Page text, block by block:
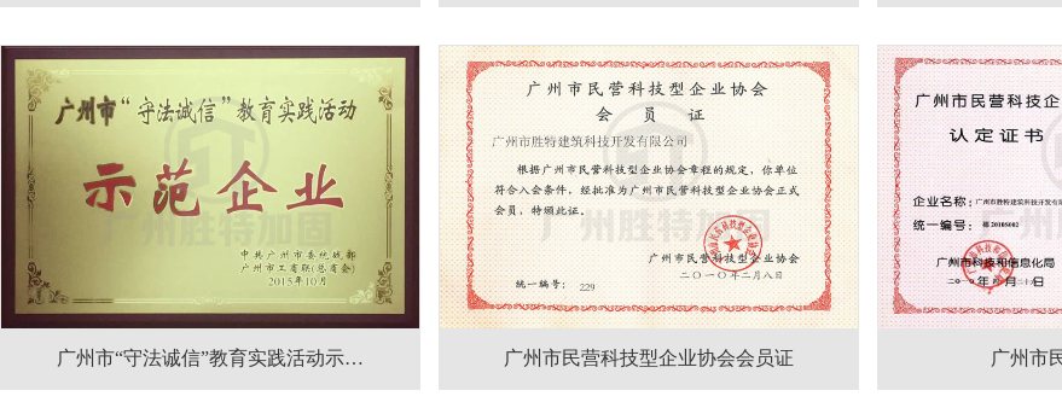
广州市“守法诚信”教育实践活动示… 广州市民营科技型企业协会会员证 广州市